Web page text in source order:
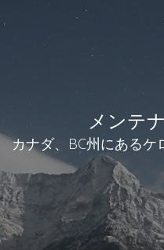
メンテ
カナダ、BC州にあるケ